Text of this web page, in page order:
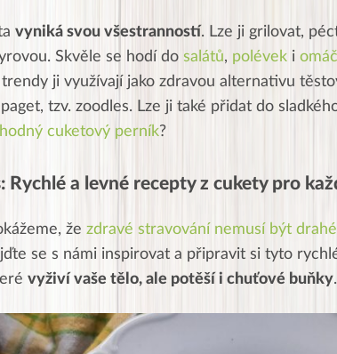
vyniká svou všestranností. Lze ji grilovat,
Skvěle se hodí do salátů, polévek i
ji využívají jako zdravou alternativu
tzv. zoodles. Lze ji také přidat do
cuketový perník?
Rychlé a levné recepty z cukety pro
že zdravé stravování nemusí být drahé
se s námi inspirovat a připravit si tyto
vyživí vaše tělo, ale potěší i chuťové buňky.